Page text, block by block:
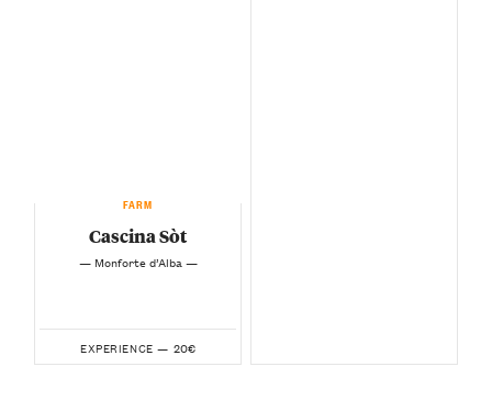
FARM
Cascina Sòt
— Monforte d’Alba —
EXPERIENCE — 20€